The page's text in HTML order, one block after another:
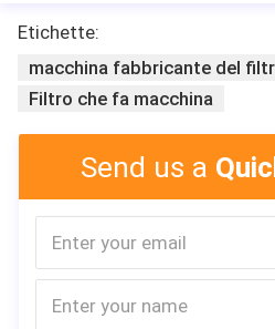
Descrizione generale
La macchina è pricipalmente adatta
da, tessuto non tessuto a forma di
1, capacità del prodotto: 10pcs/min
2, Laterale striscia che incolla
Etichette:
macchina fabbricante del
Filtro che fa macchina
Send us a